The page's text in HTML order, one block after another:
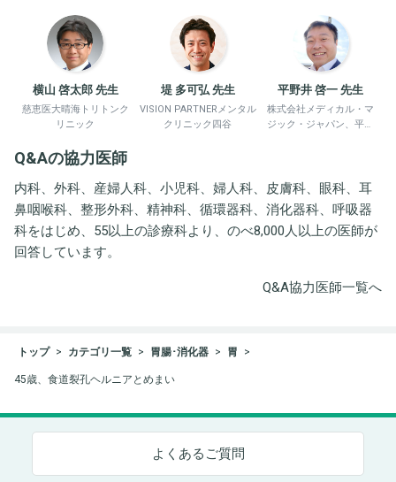
横山 啓太郎 先生
慈恵医大晴海トリトンク
リニック
堤 多可弘 先生
VISION PARTNERメンタル
クリニック四谷
平野井 啓一 先生
株式会社メディカル・マ
ジック・ジャパン、平野
Q&Aの協力医師
内科、外科、産婦人科、小児科、婦人科、皮膚科、眼科、耳
鼻咽喉科、整形外科、精神科、循環器科、消化器科、呼吸器
科をはじめ、55以上の診療科より、のべ8,000人以上の医師が
回答しています。
Q&A協力医師一覧へ
トップ カテゴリ一覧 胃腸･消化器 胃
45歳、食道裂孔ヘルニアとめまい
よくあるご質問